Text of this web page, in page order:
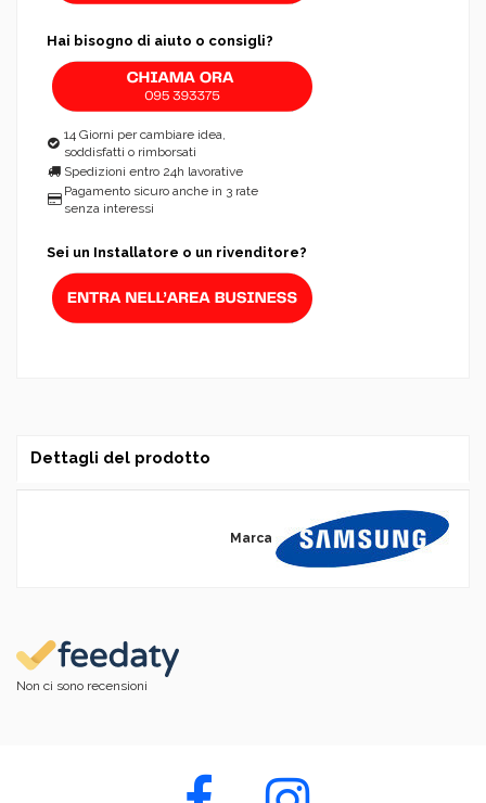
Hai bisogno di aiuto o consigli?
14 Giorni per cambiare idea,
soddisfatti o rimborsati
Spedizioni entro 24h lavorative
Pagamento sicuro anche in 3 rate
senza interessi
Sei un Installatore o un rivenditore?
Dettagli del prodotto
Marca
Non ci sono recensioni